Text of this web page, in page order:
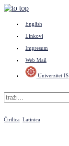
English
Linkovi
Impresum
Web Mail
Univerzitet IS
Ćirilica Latinica